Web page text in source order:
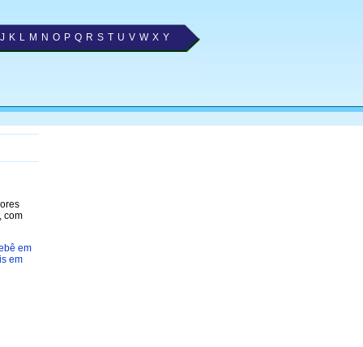
J K L M N O P Q R S T U V W X Y
com
em
em